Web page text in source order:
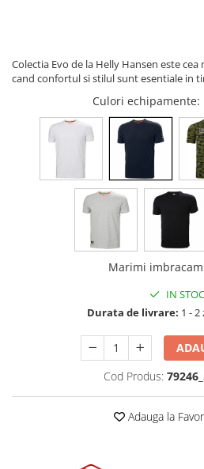
Echipamente muncitori ferma
Echipamente veterinari
Echipamente mulgatori
Echipamente trimeri ongloane
Masti protectie
Casti si antifoane protectie
Colectia Evo de la Helly Hansen este
cand confortul si stilul sunt esentiale in
Culori echipamente:
Marimi
IN STOC
Durata de livrare: 1 -
Cod Produs:
Adauga la